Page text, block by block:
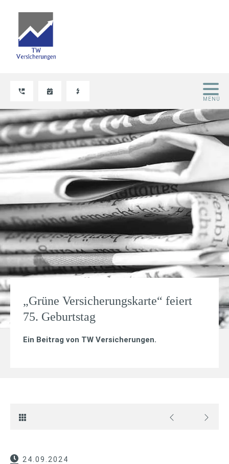
„Grüne Versicherungskarte“ feiert
75. Geburtstag
Ein Beitrag von TW Versicherungen.
24.09.2024